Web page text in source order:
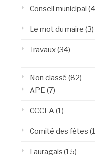
Conseil municipal
Le mot du maire (3)
Travaux(34)
Non classé (82)
APE (7)
CCCLA (1)
Comité des fêtes
Lauragais (15)